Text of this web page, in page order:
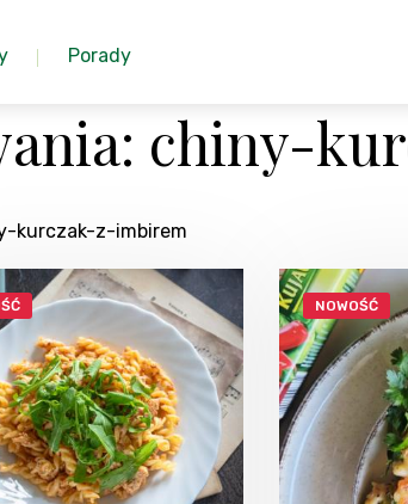
Porady
chiny-
kurczak-z-imbirem
NOWOŚĆ